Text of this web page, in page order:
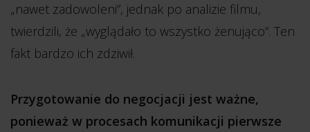
„nawet zadowoleni”, jednak po analizie filmu,
twierdzili, że „wyglądało to wszystko żenująco”. Ten
fakt bardzo ich zdziwił.
Przygotowanie do negocjacji jest ważne,
ponieważ w procesach komunikacji pierwsze